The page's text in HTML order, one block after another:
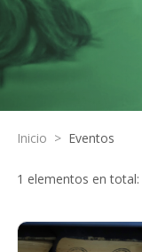
Inicio > Eventos
1 elementos en total: